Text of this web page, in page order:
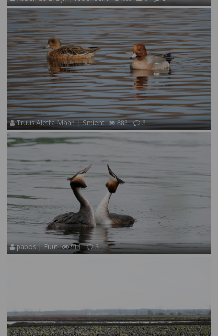
Truus Aletta Maan | Smient 883 3
pabos | Fuut 914 3